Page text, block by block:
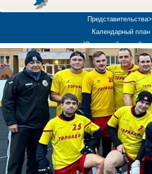
Представительства>
Календарный план
Юношеский хоккей>
Универсиада-2019